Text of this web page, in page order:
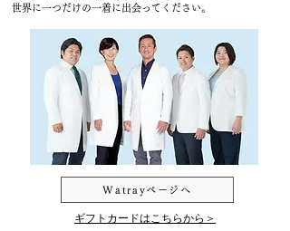
世界に一つだけの一着に出会ってください。
Watrayページへ
ギフトカードはこちらから＞